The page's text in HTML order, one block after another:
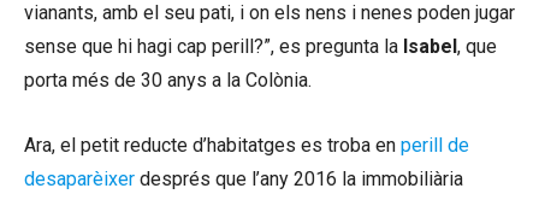
vianants, amb el seu pati, i on els nens i nenes poden jugar
sense que hi hagi cap perill?”, es pregunta la Isabel , que
porta més de 30 anys a la Colònia.
Ara, el petit reducte d’habitatges es troba en perill de
desaparèixer després que l’any 2016 la immobiliària